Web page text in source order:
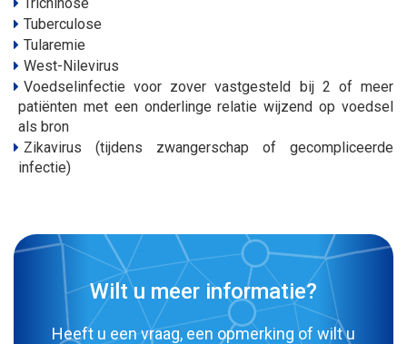
Tuberculose
Tularemie
West-Nilevirus
Voedselinfectie voor zover vastgesteld bij 2 of meer
patiënten met een onderlinge relatie wijzend op voedsel
als bron
Zikavirus (tijdens zwangerschap of gecompliceerde
infectie)
Wilt u meer informatie?
Heeft u een vraag, een opmerking of wilt u